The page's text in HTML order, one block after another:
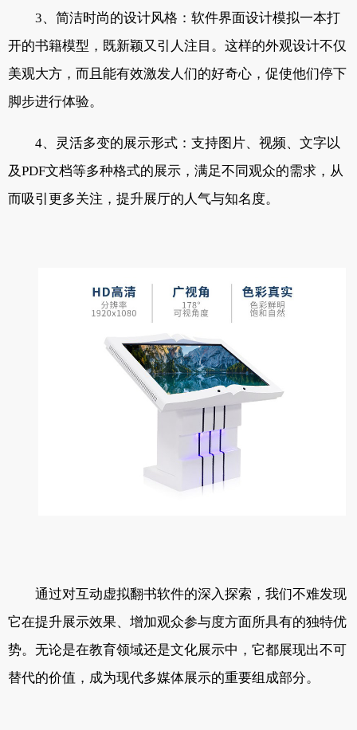
3、简洁时尚的设计风格：软件界面设计模拟一本打
开的书籍模型，既新颖又引人注目。这样的外观设计不仅
美观大方，而且能有效激发人们的好奇心，促使他们停下
脚步进行体验。
4、灵活多变的展示形式：支持图片、视频、文字以
及PDF文档等多种格式的展示，满足不同观众的需求，从
而吸引更多关注，提升展厅的人气与知名度。
通过对互动虚拟翻书软件的深入探索，我们不难发现
它在提升展示效果、增加观众参与度方面所具有的独特优
势。无论是在教育领域还是文化展示中，它都展现出不可
替代的价值，成为现代多媒体展示的重要组成部分。